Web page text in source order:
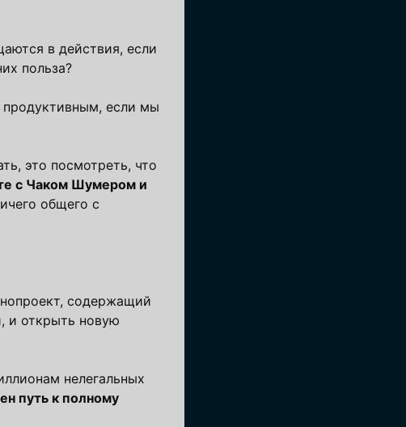
в действия, если
польза?
продуктивным, если мы
это посмотреть, что
с Чаком Шумером и
общего с
содержащий
и открыть новую
нелегальных
путь к полному